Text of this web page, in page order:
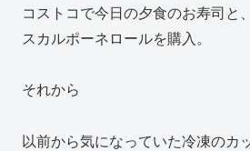
コストコで今日の夕食のお寿司と
スカルポーネロールを購入。
それから
以前から気になっていた冷凍のカ